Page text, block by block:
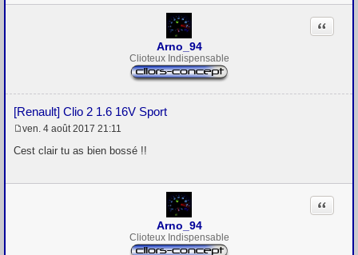
Arno_94
Clioteux Indispensable
[Renault] Clio 2 1.6 16V Sport
Citation
e
a
ven. 4 août 2017 21:11
Cest clair tu as bien bossé !!
Arno_94
Clioteux Indispensable
Citation